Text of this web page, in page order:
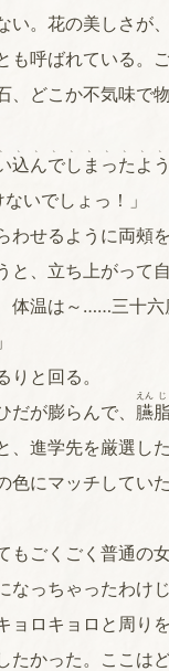
。花の美しさが
呼ばれている。
どこか不気味で物
込んでしまったよ
、、、、、、、、、
いでしょっ！」
せるように両頰を
、立ち上がって自
体温は～……三十
と回る。
が膨らんで、 臙
えん じ
進学先を厳選し
色にマッチして
もごくごく普通の
っちゃったわけ
ロキョロと周りを
かった。ここは